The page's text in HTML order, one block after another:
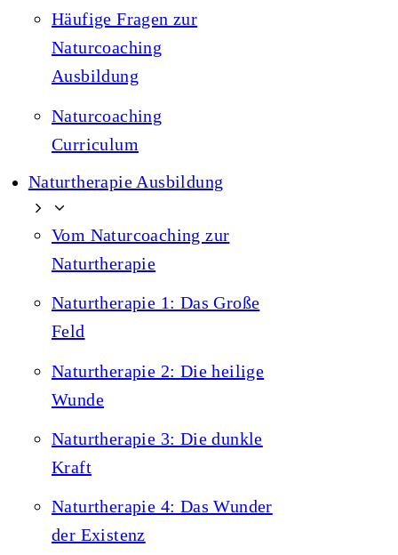
Häufige Fragen zur
Naturcoaching
Ausbildung
Naturcoaching
Curriculum
Naturtherapie Ausbildung
Vom Naturcoaching zur
Naturtherapie
Naturtherapie 1: Das Große
Feld
Naturtherapie 2: Die heilige
Wunde
Naturtherapie 3: Die dunkle
Kraft
Naturtherapie 4: Das Wunder
der Existenz